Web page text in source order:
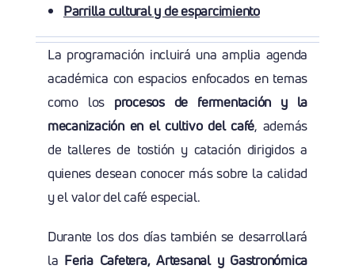
Parrilla cultural y de esparcimiento
La programación incluirá una amplia agenda
académica con espacios enfocados en temas
como los procesos de fermentación y la
mecanización en el cultivo del café, además
de talleres de tostión y catación dirigidos a
quienes desean conocer más sobre la calidad
y el valor del café especial.
Durante los dos días también se desarrollará
la Feria Cafetera, Artesanal y Gastronómica